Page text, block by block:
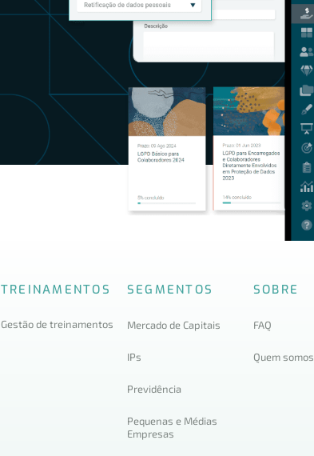
TREINAMENTOS
Gestão de treinamentos
SEGMENTOS
Mercado de Capitais
IPs
Previdência
Pequenas e Médias
Empresas
SOBRE
FAQ
Quem somos